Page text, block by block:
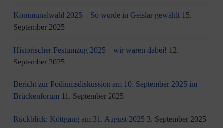
Kommunalwahl 2025 – So wurde in Geislar gewählt 15.
September 2025
Historischer Festumzug 2025 – wir waren dabei! 12.
September 2025
Bericht zur Podiumsdiskussion am 10. September 2025 im
Brückenforum 11. September 2025
Rückblick: Köttgang am 31. August 2025 3. September 2025